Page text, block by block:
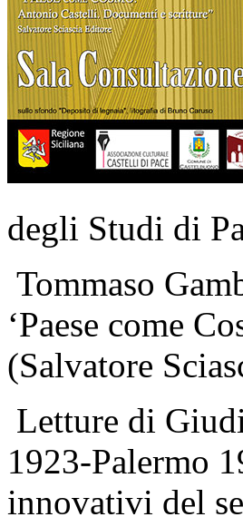
degli Studi di
Tommaso
‘Paese come
(Salvatore
Letture di
1923-Palermo
innovativi del